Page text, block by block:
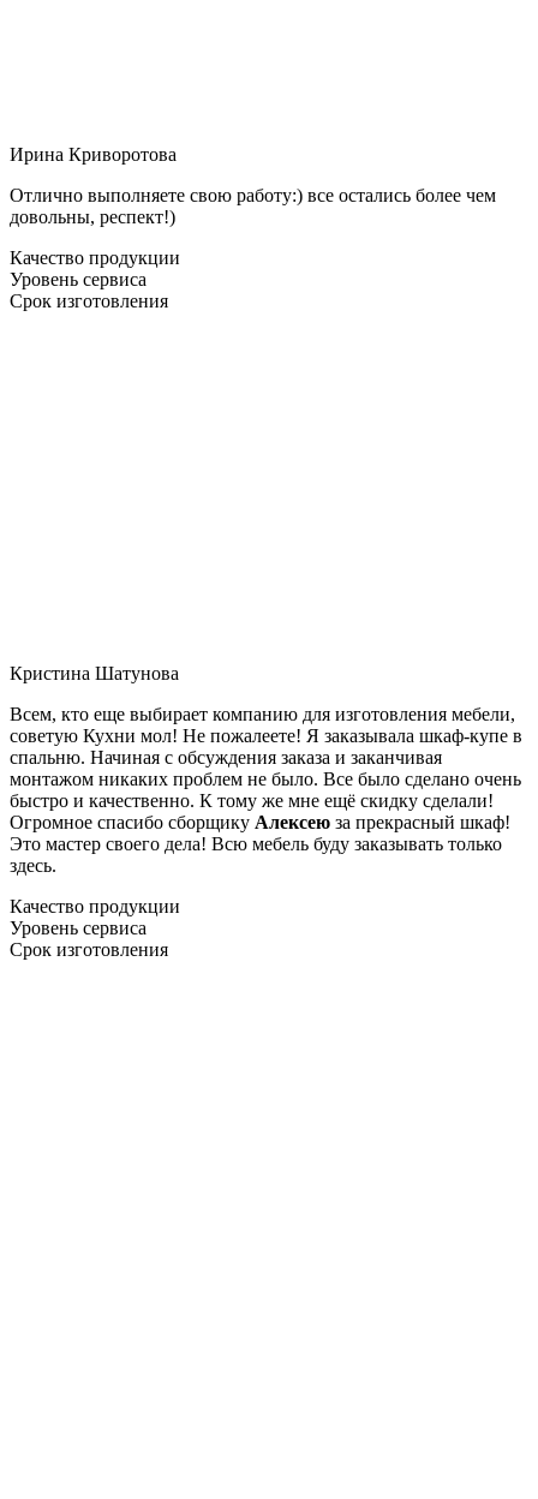
Ирина Криворотова
Отлично выполняете свою работу:) все остались более чем
довольны, респект!)
Качество продукции
Уровень сервиса
Срок изготовления
Кристина Шатунова
Всем, кто еще выбирает компанию для изготовления мебели,
советую Кухни мол! Не пожалеете! Я заказывала шкаф-купе в
спальню. Начиная с обсуждения заказа и заканчивая
монтажом никаких проблем не было. Все было сделано очень
быстро и качественно. К тому же мне ещё скидку сделали!
Огромное спасибо сборщику Алексею за прекрасный шкаф!
Это мастер своего дела! Всю мебель буду заказывать только
здесь.
Качество продукции
Уровень сервиса
Срок изготовления